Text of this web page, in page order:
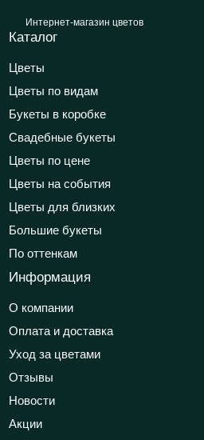
Интернет-магазин цветов
Каталог
Цветы
Цветы по видам
Букеты в коробке
Свадебные букеты
Цветы по цене
Цветы на события
Цветы для близких
Большие букеты
По оттенкам
Информация
О компании
Оплата и доставка
Уход за цветами
Отзывы
Новости
Акции